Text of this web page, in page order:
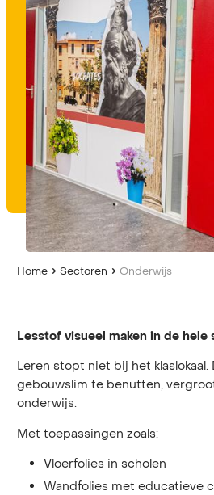
Home Sectoren Onderwijs
Lesstof visueel maken in de hele
Leren stopt niet bij het klaslokaal.
gebouwslim te benutten,
onderwijs.
Met toepassingen zoals:
Vloerfolies in scholen
Wandfolies met educatieve